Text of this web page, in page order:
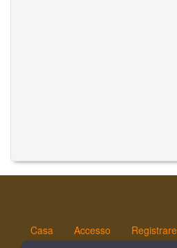
Casa Accesso Registrare